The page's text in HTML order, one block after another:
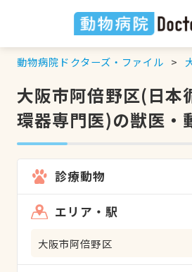
動物病院ドクターズ・ファイル
大阪市阿倍野区(日本
環器専門医)の獣医・
診療動物
エリア・駅
大阪市阿倍野区